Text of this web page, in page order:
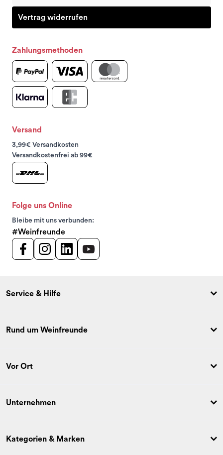
Vertrag widerrufen
Zahlungsmethoden
Versand
3,99€ Versandkosten
Versandkostenfrei ab 99€
Folge uns Online
Bleibe mit uns verbunden:
#Weinfreunde
Service & Hilfe
Rund um Weinfreunde
Vor Ort
Unternehmen
Kategorien & Marken